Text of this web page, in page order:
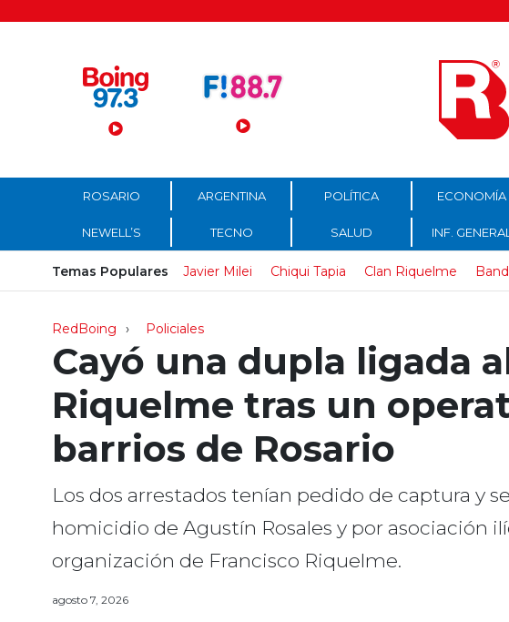
Menú Principal
ROSARIO ARGENTINA POLÍTICA ECONOMÍA
NEWELL’S TECNO SALUD INF. GENERAL
Temas Populares Javier Milei Chiqui Tapia Clan Riquelme
RedBoing Policiales
Cayó una dupla ligada
Riquelme tras un
barrios de Rosario
Los dos arrestados tenían pedido de captura y
homicidio de Agustín Rosales y por asociación
organización de Francisco Riquelme.
agosto 7, 2026